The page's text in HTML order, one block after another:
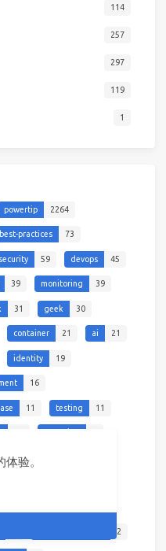
验。
114
257
297
119
1
powertip 2264
best-practices 73
security 59 devops 45
39 monitoring 39
31 geek 30
container 21 ai 21
identity 19
16
11 testing 11
processing
2